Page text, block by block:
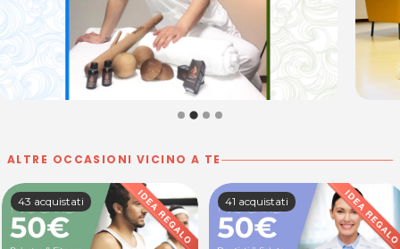
ALTRE OCCASIONI VICINO A TE
43 acquistati 41 acquistati